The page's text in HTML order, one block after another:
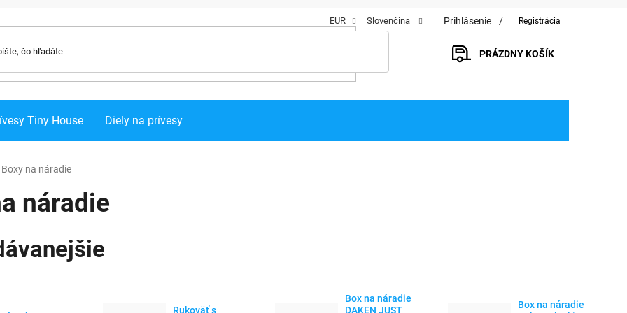
EUR Slovenčina Prihlásenie Registrácia
PRÁZDNY KOŠÍK
Tiny House Diely na prívesy
Boxy na náradie
náradie
Rukoväť s
Box na náradie
DAKEN JUST
Box na náradie